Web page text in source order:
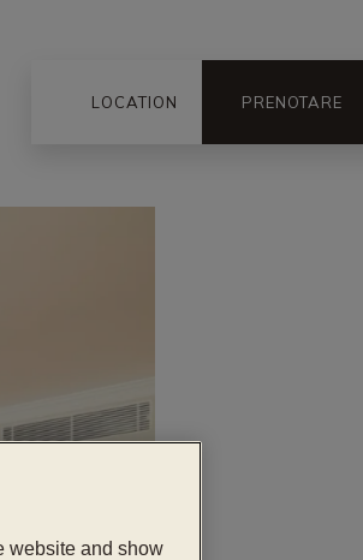
LOCATION PRENOTARE
website and show